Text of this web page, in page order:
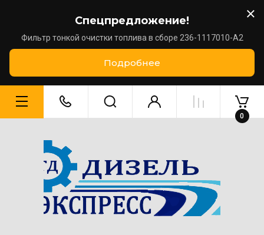
Спецпредложение!
Фильтр тонкой очистки топлива в сборе 236-1117010-А2
Подробнее
0